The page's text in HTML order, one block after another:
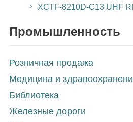
XCTF-8210D-C13 UHF
Промышленность
Розничная продажа
Медицина и
Библиотека
Железные дороги